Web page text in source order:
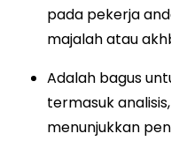
pada pekerja
majalah atau
Adalah bagus
termasuk
menunjukkan